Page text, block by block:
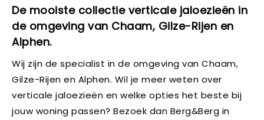
De mooiste collectie verticale jaloezieën in
de omgeving van Chaam, Gilze-Rijen en
Alphen.
Wij zijn de specialist in de omgeving van Chaam,
Gilze-Rijen en Alphen. Wil je meer weten over
verticale jaloezieën en welke opties het beste bij
jouw woning passen? Bezoek dan Berg&Berg in